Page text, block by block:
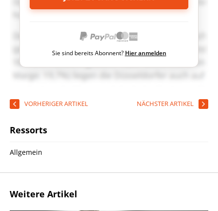
Sie sind bereits Abonnent? Hier anmelden
VORHERIGER ARTIKEL NÄCHSTER ARTIKEL
Ressorts
Allgemein
Weitere Artikel